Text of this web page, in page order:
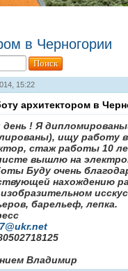
в Черногории
15:22
архитектором в
! Я
ищу работу
стаж работы 10
вышлю на
Буду очень
нахождению
барельеф, лепка.
Владимир